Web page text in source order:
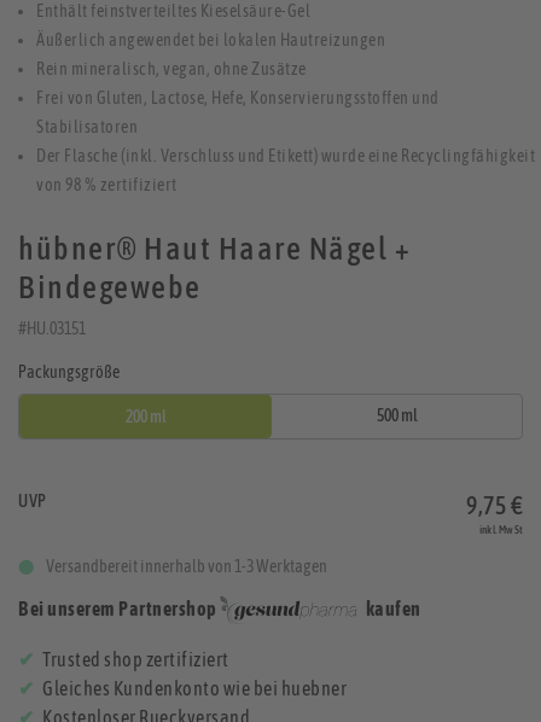
Enthält feinstverteiltes Kieselsäure-Gel
Äußerlich angewendet bei lokalen Hautreizungen
Rein mineralisch, vegan, ohne Zusätze
Frei von Gluten, Lactose, Hefe, Konservierungsstoffen und
Stabilisatoren
Der Flasche (inkl. Verschluss und Etikett) wurde eine Recyclingfähigkeit
von 98 % zertifiziert
hübner® Haut Haare Nägel +
Bindegewebe
#HU.03151
Packungsgröße
200 ml 500 ml
UVP 9,75 €
inkl. MwSt
Versandbereit innerhalb von 1-3 Werktagen
Bei unserem Partnershop kaufen
Trusted shop zertifiziert
Gleiches Kundenkonto wie bei huebner
Kostenloser Rueckversand